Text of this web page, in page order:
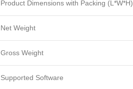
Product Dimensions with Packing (L*W*H)
Net Weight
Gross Weight
Supported Software